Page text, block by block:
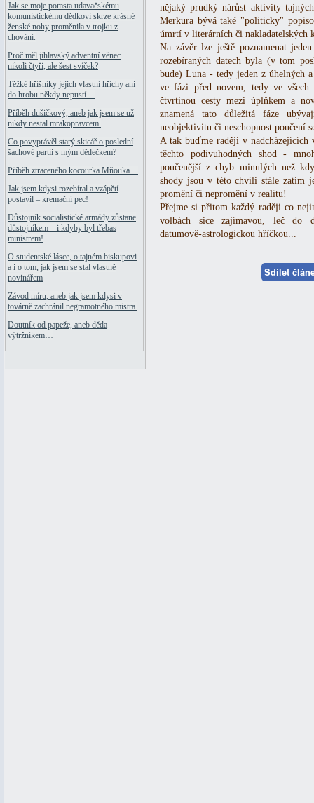
Jak se moje pomsta udavačskému
komunistickému dědkovi skrze krásné
ženské nohy proměnila v trojku z
chování.
Proč měl jihlavský adventní věnec
nikoli čtyři, ale šest svíček?
Těžké hříšníky jejich vlastní hříchy ani
do hrobu někdy nepustí…
Příběh dušičkový, aneb jak jsem se už
nikdy nestal mrakopravcem.
Co povyprávěl starý skicář o poslední
šachové partii s mým dědečkem?
Příběh ztraceného kocourka Mňouka…
Jak jsem kdysi rozebíral a vzápětí
postavil – kremační pec!
Důstojník socialistické armády zůstane
důstojníkem – i kdyby byl třebas
ministrem!
O studentské lásce, o tajném biskupovi
a i o tom, jak jsem se stal vlastně
novinářem
Závod míru, aneb jak jsem kdysi v
továrně zachránil negramotného mistra.
Doutník od papeže, aneb děda
výtržníkem…
nějaký prudký nárůst aktivity
Merkura bývá také "politicky"
úmrtí v literárních či nakladatelských
Na závěr lze ještě poznamenat
rozebíraných datech byla (v tom
bude) Luna - tedy jeden z úhelných
ve fázi před novem, tedy ve
čtvrtinou cesty mezi úplňkem a
znamená tato důležitá fáze
neobjektivitu či neschopnost poučení
A tak buďme raději v
těchto podivuhodných shod -
poučenější z chyb minulých než
shody jsou v této chvíli stále zatím
promění či nepromění v realitu!
Přejme si přitom každý raději co
volbách sice zajímavou, leč do
datumově-astrologickou hříčkou...
Sdílet